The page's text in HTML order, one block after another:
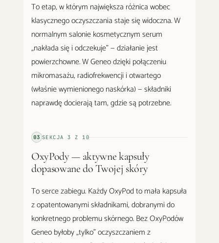
To etap, w którym największa różnica wobec
klasycznego oczyszczania staje się widoczna. W
normalnym salonie kosmetycznym serum
„nakłada się i odczekuje" — działanie jest
powierzchowne. W Geneo dzięki połączeniu
mikromasażu, radiofrekwencji i otwartego
(właśnie wymienionego naskórka) — składniki
naprawdę docierają tam, gdzie są potrzebne.
03 SEKCJA3 Z 10
OxyPody — aktywne kapsuły
dopasowane do Twojej skóry
To serce zabiegu. Każdy OxyPod to mała kapsuła
z opatentowanymi składnikami, dobranymi do
konkretnego problemu skórnego. Bez OxyPodów
Geneo byłoby „tylko" oczyszczaniem z